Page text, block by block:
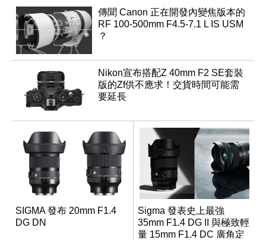
傳聞 Canon 正在開發內變焦版本的
RF 100-500mm F4.5-7.1 L IS USM
？
Nikon宣布搭配Z 40mm F2 SE套裝
版的Zf供不應求！交貨時間可能需
要延長
SIGMA 發布 20mm F1.4
DG DN
Sigma 發表史上最強
35mm F1.4 DG II 與極致輕
量 15mm F1.4 DC 廣角定